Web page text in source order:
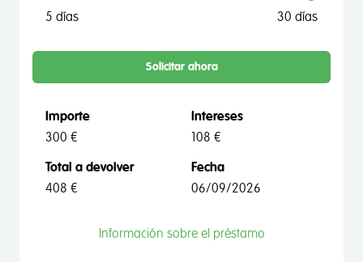
5 días 30 días
Solicitar ahora
Importe
300 €
Intereses
108 €
Total a devolver
408 €
Fecha
06/09/2026
Información sobre el préstamo